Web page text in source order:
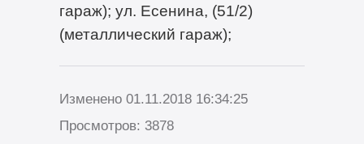
гараж); ул. Есенина, (51/2)
(металлический гараж);
Изменено 01.11.2018 16:34:25
Просмотров: 3878